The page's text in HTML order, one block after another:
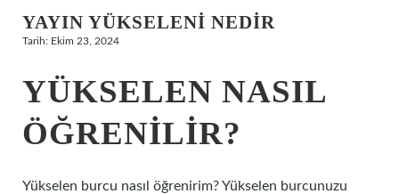
Hakkımızda
YAYIN YÜKSELENI NEDIR
Tarih: Ekim 23, 2024
YÜKSELEN NASIL
ÖĞRENILIR?
Yükselen burcu nasıl öğrenirim? Yükselen burcunuzu